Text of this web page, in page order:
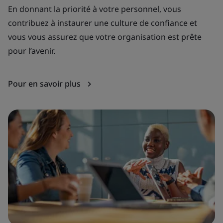
En donnant la priorité à votre personnel, vous
contribuez à instaurer une culture de confiance et
vous vous assurez que votre organisation est prête
pour l’avenir.
Pour en savoir plus